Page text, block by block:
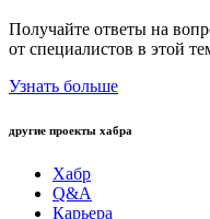
Получайте ответы на
от специалистов в этой
Узнать больше
другие проекты хабра
Хабр
Q&A
Карьера